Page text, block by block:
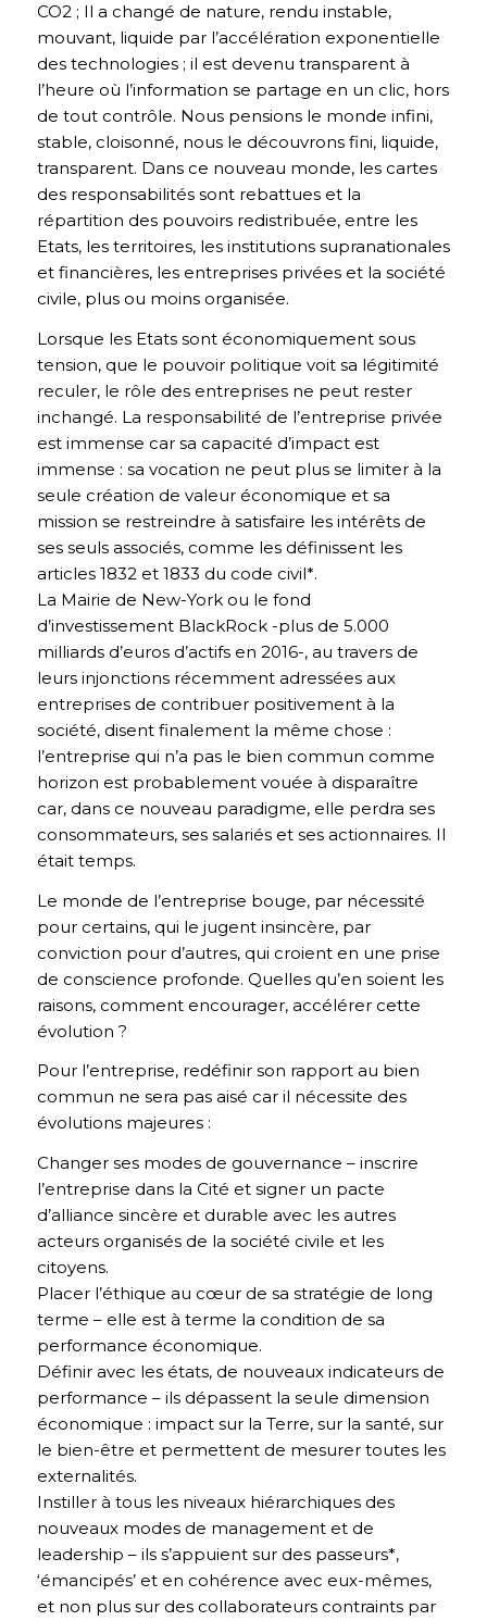
CO2 ; Il a changé de nature, rendu instable,
mouvant, liquide par l’accélération exponentielle
des technologies ; il est devenu transparent à
l’heure où l’information se partage en un clic, hors
de tout contrôle. Nous pensions le monde infini,
stable, cloisonné, nous le découvrons fini, liquide,
transparent. Dans ce nouveau monde, les cartes
des responsabilités sont rebattues et la
répartition des pouvoirs redistribuée, entre les
Etats, les territoires, les institutions supranationales
et financières, les entreprises privées et la société
civile, plus ou moins organisée.
Lorsque les Etats sont économiquement sous
tension, que le pouvoir politique voit sa légitimité
reculer, le rôle des entreprises ne peut rester
inchangé. La responsabilité de l’entreprise privée
est immense car sa capacité d’impact est
immense : sa vocation ne peut plus se limiter à la
seule création de valeur économique et sa
mission se restreindre à satisfaire les intérêts de
ses seuls associés, comme les définissent les
articles 1832 et 1833 du code civil*.
La Mairie de New-York ou le fond
d’investissement BlackRock -plus de 5.000
milliards d’euros d’actifs en 2016-, au travers de
leurs injonctions récemment adressées aux
entreprises de contribuer positivement à la
société, disent finalement la même chose :
l’entreprise qui n’a pas le bien commun comme
horizon est probablement vouée à disparaître
car, dans ce nouveau paradigme, elle perdra ses
consommateurs, ses salariés et ses actionnaires. Il
était temps.
Le monde de l’entreprise bouge, par nécessité
pour certains, qui le jugent insincère, par
conviction pour d’autres, qui croient en une prise
de conscience profonde. Quelles qu’en soient les
raisons, comment encourager, accélérer cette
évolution ?
Pour l’entreprise, redéfinir son rapport au bien
commun ne sera pas aisé car il nécessite des
évolutions majeures :
Changer ses modes de gouvernance – inscrire
l’entreprise dans la Cité et signer un pacte
d’alliance sincère et durable avec les autres
acteurs organisés de la société civile et les
citoyens.
Placer l’éthique au cœur de sa stratégie de long
terme – elle est à terme la condition de sa
performance économique.
Définir avec les états, de nouveaux indicateurs de
performance – ils dépassent la seule dimension
économique : impact sur la Terre, sur la santé, sur
le bien-être et permettent de mesurer toutes les
externalités.
Instiller à tous les niveaux hiérarchiques des
nouveaux modes de management et de
leadership – ils s’appuient sur des passeurs*,
‘émancipés’ et en cohérence avec eux-mêmes,
et non plus sur des collaborateurs contraints par